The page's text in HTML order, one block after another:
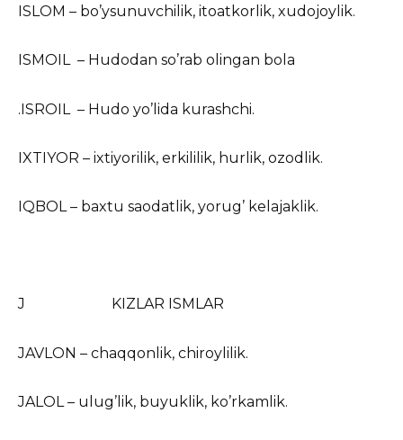
ISLOM – bo’ysunuvchilik, itoatkorlik, xudojoylik.
ISMOIL – Hudodan so’rab olingan bola
.ISROIL – Hudo yo’lida kurashchi.
IXTIYOR – ixtiyorilik, erkililik, hurlik, ozodlik.
IQBOL – baxtu saodatlik, yorug’ kelajaklik.
J KIZLAR ISMLAR
JAVLON – chaqqonlik, chiroylilik.
JALOL – ulug’lik, buyuklik, ko’rkamlik.